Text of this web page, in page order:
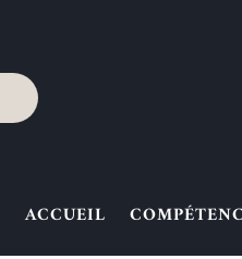
ACCUEIL